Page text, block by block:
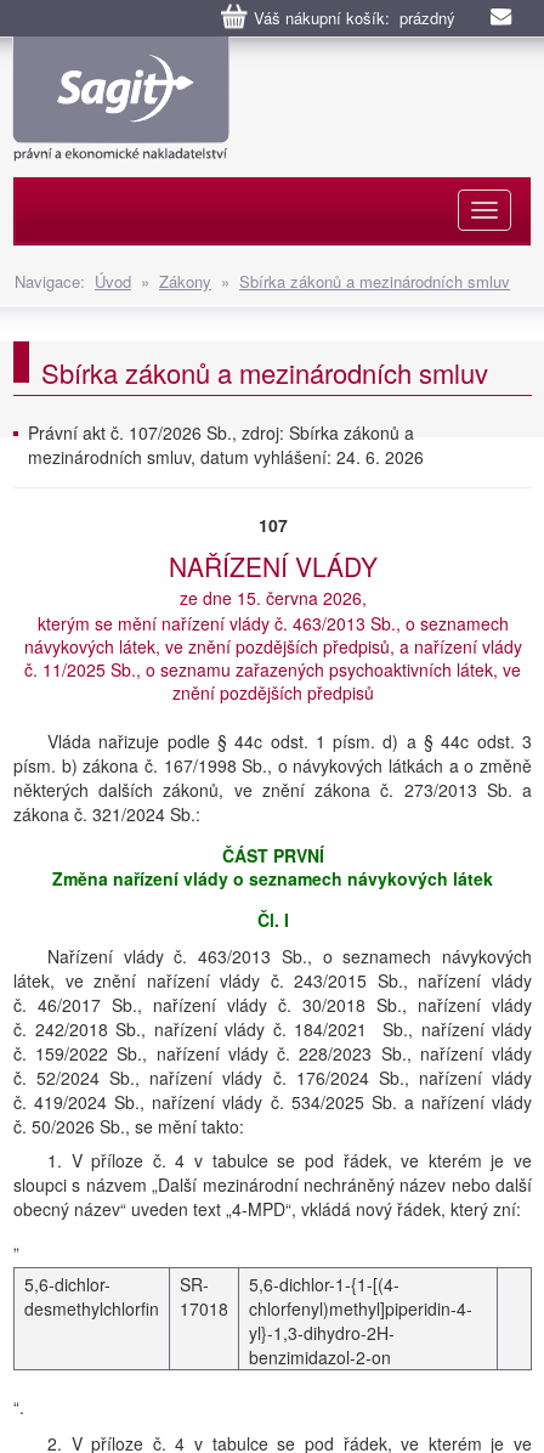
Váš nákupní košík: prázdný
Navigace: Úvod » Zákony » Sbírka zákonů a mezinárodních smluv
Sbírka zákonů a mezinárodních smluv
Právní akt č. 107/2026 Sb., zdroj: Sbírka zákonů a
mezinárodních smluv, datum vyhlášení: 24. 6. 2026
107
NAŘÍZENÍ VLÁDY
ze dne 15. června 2026,
kterým se mění nařízení vlády č. 463/2013 Sb., o seznamech
návykových látek, ve znění pozdějších předpisů, a nařízení vlády
č. 11/2025 Sb., o seznamu zařazených psychoaktivních látek, ve
znění pozdějších předpisů
Vláda nařizuje podle § 44c odst. 1 písm. d) a § 44c odst. 3
písm. b) zákona č. 167/1998 Sb., o návykových látkách a o změně
některých dalších zákonů, ve znění zákona č. 273/2013 Sb. a
zákona č. 321/2024 Sb.:
ČÁST PRVNÍ
Změna nařízení vlády o seznamech návykových látek
Čl. I
Nařízení vlády č. 463/2013 Sb., o seznamech návykových
látek, ve znění nařízení vlády č. 243/2015 Sb., nařízení vlády
č. 46/2017 Sb., nařízení vlády č. 30/2018 Sb., nařízení vlády
č. 242/2018 Sb., nařízení vlády č. 184/2021 Sb., nařízení vlády
č. 159/2022 Sb., nařízení vlády č. 228/2023 Sb., nařízení vlády
č. 52/2024 Sb., nařízení vlády č. 176/2024 Sb., nařízení vlády
č. 419/2024 Sb., nařízení vlády č. 534/2025 Sb. a nařízení vlády
č. 50/2026 Sb., se mění takto:
1. V příloze č. 4 v tabulce se pod řádek, ve kterém je ve
sloupci s názvem „Další mezinárodní nechráněný název nebo další
obecný název“ uveden text „4-MPD“, vkládá nový řádek, který zní:
„
5,6-dichlor-
desmethylchlorfin
SR-
17018
5,6-dichlor-1-{1-[(4-
chlorfenyl)methyl]piperidin-4-
yl}-1,3-dihydro-2H-
benzimidazol-2-on
“.
2. V příloze č. 4 v tabulce se pod řádek, ve kterém je ve